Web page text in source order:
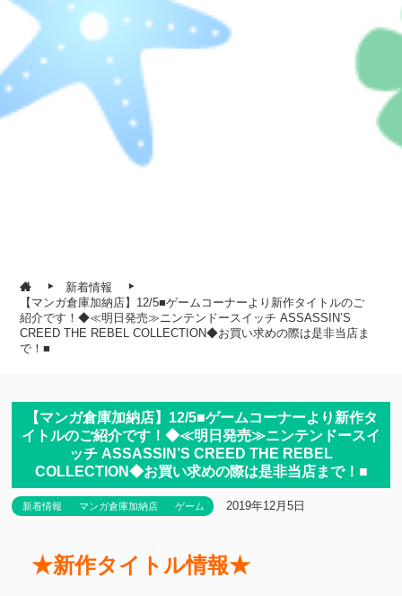
新着情報
【マンガ倉庫加納店】12/5■ゲームコーナーより新作タイトルのご
紹介です！◆≪明日発売≫ニンテンドースイッチ ASSASSIN’S
CREED THE REBEL COLLECTION◆お買い求めの際は是非当店ま
で！■
【マンガ倉庫加納店】12/5■ゲームコーナーより新作タ
イトルのご紹介です！◆≪明日発売≫ニンテンドースイ
ッチ ASSASSIN’S CREED THE REBEL
COLLECTION◆お買い求めの際は是非当店まで！■
新着情報 マンガ倉庫加納店 ゲーム 2019年12月5日
★新作タイトル情報★